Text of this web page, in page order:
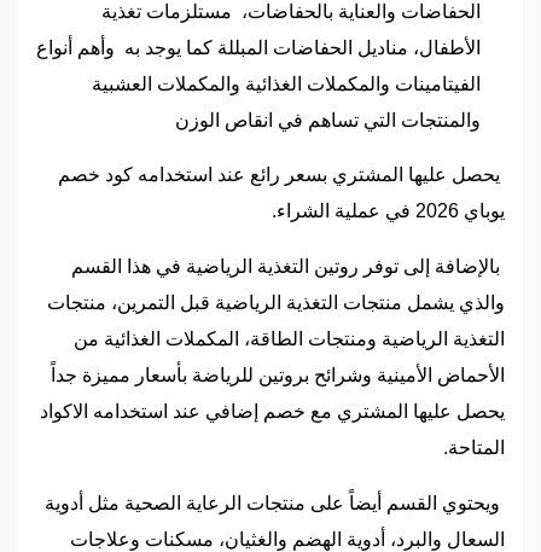
الحفاضات والعناية بالحفاضات، مستلزمات تغذية
الأطفال، مناديل الحفاضات المبللة كما يوجد به وأهم أنواع
الفيتامينات والمكملات الغذائية والمكملات العشبية
والمنتجات التي تساهم في انقاص الوزن
يحصل عليها المشتري بسعر رائع عند استخدامه كود خصم
يوباي 2026 في عملية الشراء.
بالإضافة إلى توفر روتين التغذية الرياضية في هذا القسم
والذي يشمل منتجات التغذية الرياضية قبل التمرين، منتجات
التغذية الرياضية ومنتجات الطاقة، المكملات الغذائية من
الأحماض الأمينية وشرائح بروتين للرياضة بأسعار مميزة جداً
يحصل عليها المشتري مع خصم إضافي عند استخدامه الاكواد
المتاحة.
ويحتوي القسم أيضاً على منتجات الرعاية الصحية مثل أدوية
السعال والبرد، أدوية الهضم والغثيان، مسكنات وعلاجات